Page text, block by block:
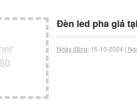
Đèn led pha giá
Ngày đăng:15-10-2024 |